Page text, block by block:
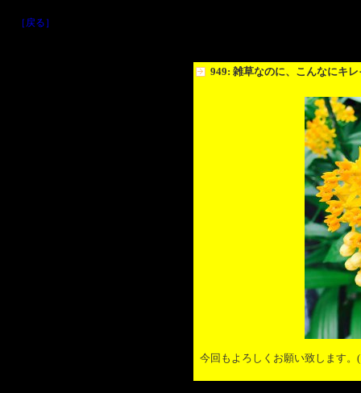
［戻る］
949: 雑草なのに、こんなにキ
今回もよろしくお願い致します。